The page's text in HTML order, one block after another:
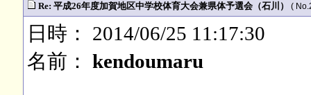
Re: 平成26年度加賀地区中学校体育大会兼県体予選会（石川） (
日時： 2014/06/25 11:17:30
名前： kendoumaru